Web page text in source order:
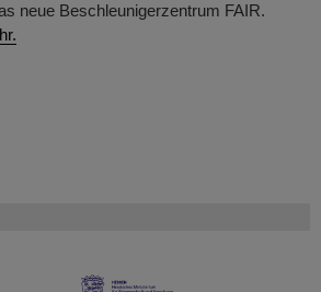
neue Beschleunigerzentrum FAIR.